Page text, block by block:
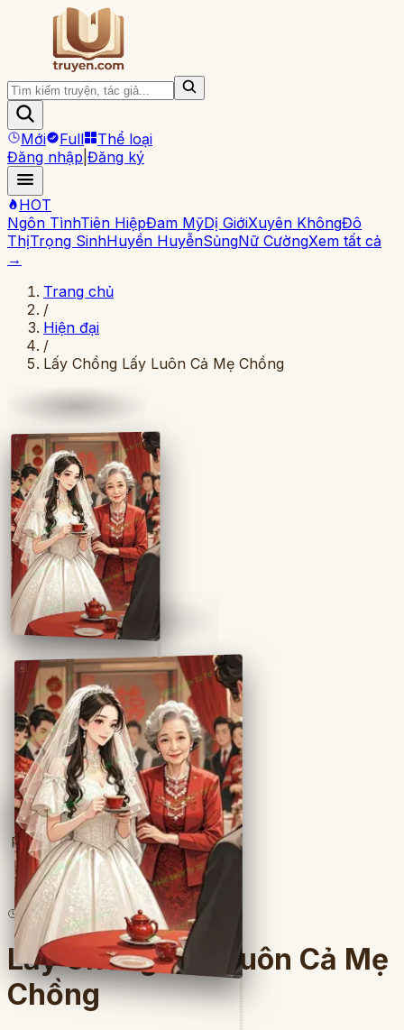
Mới Full
Thể loại
Đăng nhập Đăng ký
HOT
Ngôn TìnhTiên HiệpĐam MỹDị GiớiXuyên KhôngĐô
ThịTrọng SinhHuyền HuyễnSủngNữ CườngXem tất cả
→
Trang chủ
/
Hiện đại
/
Lấy Chồng Lấy Luôn Cả Mẹ Chồng
Full
5lượt đọc· 8 chương
Lấy Chồng Lấy Luôn Cả Mẹ
Chồng